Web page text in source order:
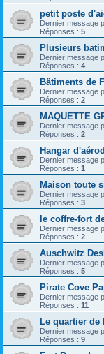
petit poste
Dernier message
Réponses : 5
Plusieurs
Dernier message
Réponses : 4
Bâtiments de
Dernier message
Réponses : 2
MAQUETTE
Dernier message
Réponses : 2
Hangar
Dernier message
Réponses : 1
Maison toute
Dernier message
Réponses : 3
le coffre-fort
Dernier message
Réponses : 2
Auschwitz
Dernier message
Réponses : 5
Pirate Cove
Dernier message
Réponses : 11
Le quartier de
Dernier message
Réponses : 9